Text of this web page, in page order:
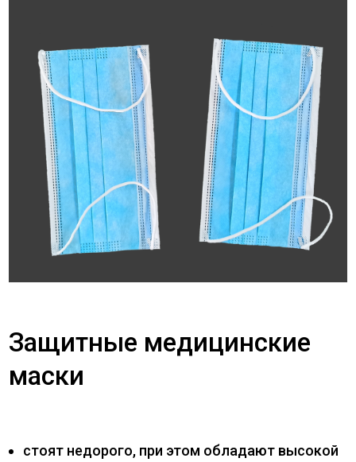
Защитные медицинские
маски
стоят недорого, при этом обладают высокой